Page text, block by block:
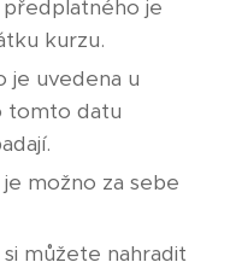
předplatného je
kurzu.
je uvedena u
tomto datu
možno za sebe
můžete nahradit